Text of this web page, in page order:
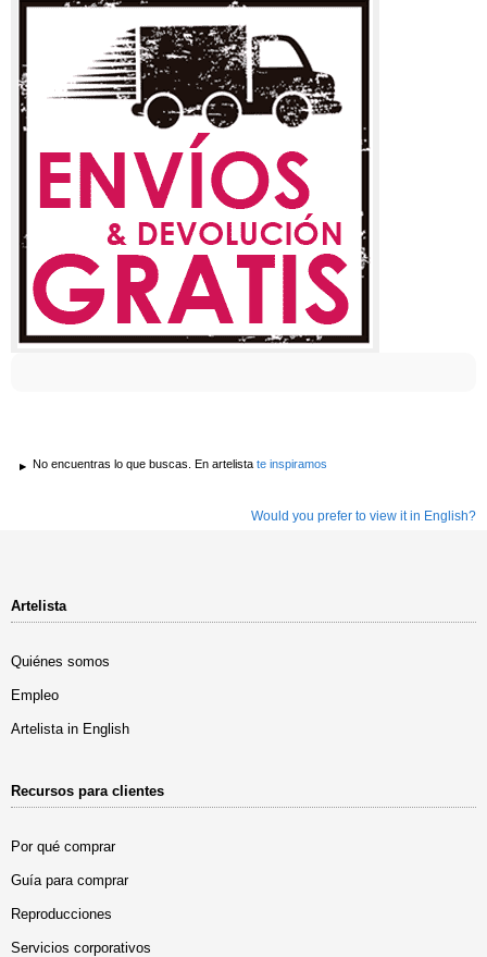
No encuentras lo que buscas. En artelista te inspiramos
Would you prefer to view it in English?
Artelista
Quiénes somos
Empleo
Artelista in English
Recursos para clientes
Por qué comprar
Guía para comprar
Reproducciones
Servicios corporativos